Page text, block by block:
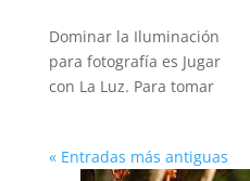
Dominar la Iluminación
para fotografía es Jugar
con La Luz. Para tomar
« Entradas más antiguas